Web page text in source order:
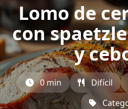
Lomo de
con
y
0 min Difícil